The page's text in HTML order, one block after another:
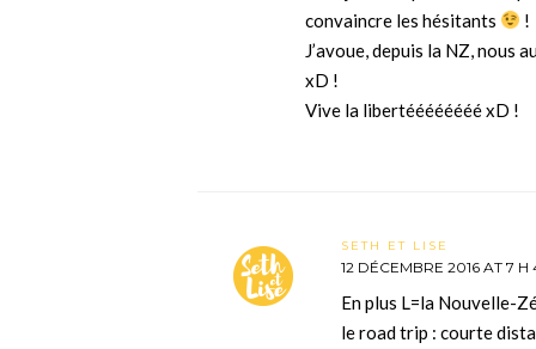
convaincre les hésitants
!
J’avoue, depuis la NZ, nous
xD !
Vive la libertéééééééé xD !
SETH ET LISE
12 DÉCEMBRE 2016 AT 7 H
En plus L=la Nouvelle-
le road trip : courte